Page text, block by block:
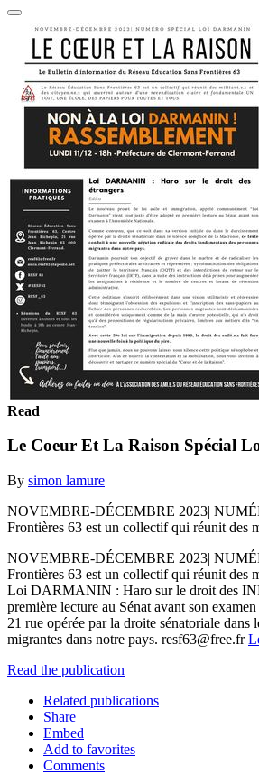
Read
Le Coeur Et La Raison Spécial
By simon lamure
NOVEMBRE-DÉCEMBRE 2023|
Frontières 63 est un collectif qui réunit des
NOVEMBRE-DÉCEMBRE 2023|
Frontières 63 est un collectif qui réunit
Loi DARMANIN : Haro sur le droit des
première lecture au Sénat avant son
21 rue opérée par la droite sénatoriale
migrantes dans notre pays. resf63@free.fr
Read the publication
Related publications
Share
Embed
Add to favorites
Comments